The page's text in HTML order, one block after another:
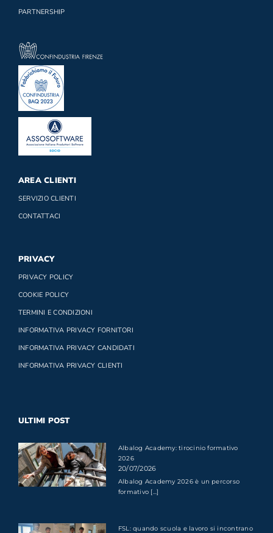
PARTNERSHIP
AREA CLIENTI
SERVIZIO CLIENTI
CONTATTACI
PRIVACY
PRIVACY POLICY
COOKIE POLICY
TERMINI E CONDIZIONI
INFORMATIVA PRIVACY FORNITORI
INFORMATIVA PRIVACY CANDIDATI
INFORMATIVA PRIVACY CLIENTI
ULTIMI POST
Albalog Academy: tirocinio formativo
2026
20/07/2026
Albalog Academy 2026 è un percorso
formativo [...]
FSL: quando scuola e lavoro si incontrano